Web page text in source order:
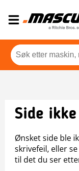
Side
Ønsket side ble
skrivefeil, eller
til det du ser